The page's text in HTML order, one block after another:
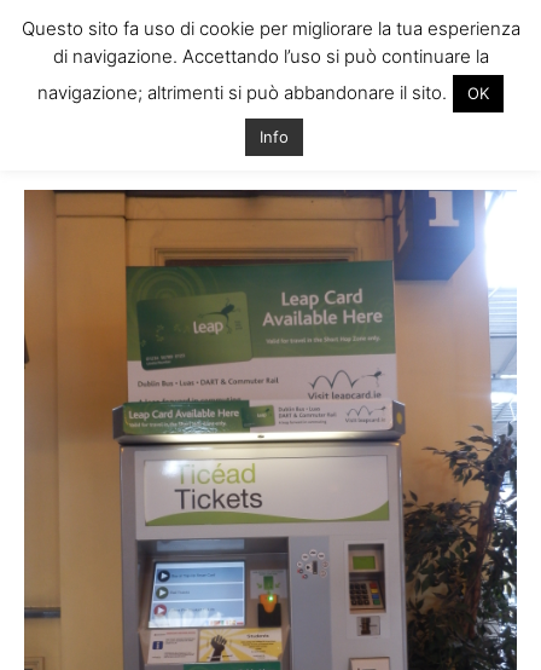
Tag: muoversi a dublino
Questo sito fa uso di cookie per migliorare la tua esperienza
di navigazione. Accettando l’uso si può continuare la
navigazione; altrimenti si può abbandonare il sito.
OK
Info